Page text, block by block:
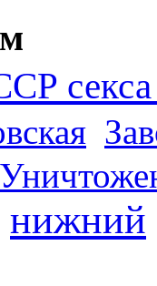
секса
нижний